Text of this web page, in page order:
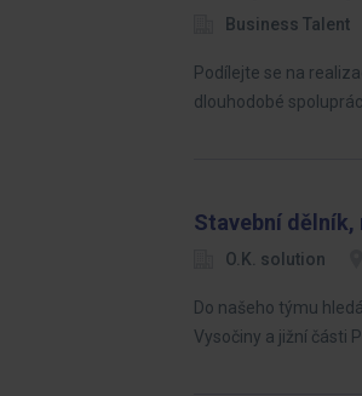
Business Talent
Podílejte se na
dlouhodobé
Stavební dělník,
O.K. solution
Do našeho týmu
Vysočiny a jižní části